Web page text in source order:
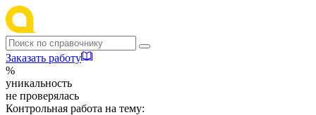
Заказать работу
%
уникальность
не проверялась
Контрольная работа на тему: